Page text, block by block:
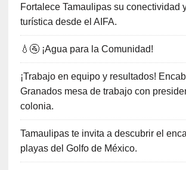
Fortalece Tamaulipas su conectividad
turística desde el AIFA.
💧🚰 ¡Agua para la Comunidad!
¡Trabajo en equipo y resultados!
Granados mesa de trabajo con
colonia.
Tamaulipas te invita a descubrir el
playas del Golfo de México.